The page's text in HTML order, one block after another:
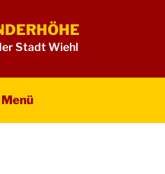
Stadt Wiehl
Menü